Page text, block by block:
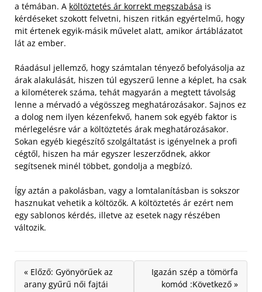
a témában. A költöztetés ár korrekt megszabása is
kérdéseket szokott felvetni, hiszen ritkán egyértelmű, hogy
mit értenek egyik-másik művelet alatt, amikor ártáblázatot
lát az ember.
Ráadásul jellemző, hogy számtalan tényező befolyásolja az
árak alakulását, hiszen túl egyszerű lenne a képlet, ha csak
a kilométerek száma, tehát magyarán a megtett távolság
lenne a mérvadó a végösszeg meghatározásakor. Sajnos ez
a dolog nem ilyen kézenfekvő, hanem sok egyéb faktor is
mérlegelésre vár a költöztetés árak meghatározásakor.
Sokan egyéb kiegészítő szolgáltatást is igényelnek a profi
cégtől, hiszen ha már egyszer leszerződnek, akkor
segítsenek minél többet, gondolja a megbízó.
Így aztán a pakolásban, vagy a lomtalanításban is sokszor
hasznukat vehetik a költözők. A költöztetés ár ezért nem
egy sablonos kérdés, illetve az esetek nagy részében
változik.
« Előző: Gyönyörűek az
arany gyűrű női fajtái
Igazán szép a tömörfa
komód :Következő »